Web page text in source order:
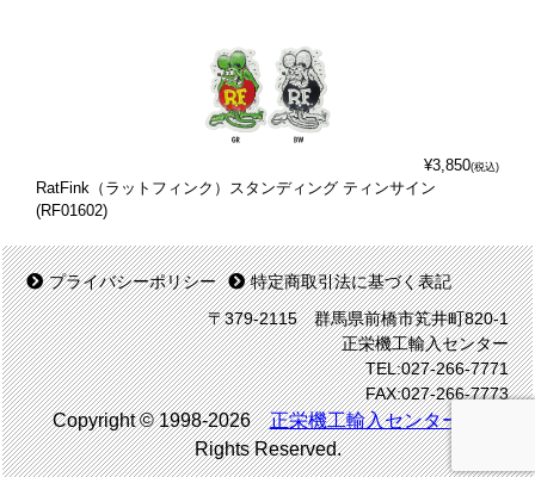
¥3,850(税込)
RatFink（ラットフィンク）スタンディング ティンサイン
(RF01602)
プライバシーポリシー
特定商取引法に基づく表記
〒379-2115 群馬県前橋市笂井町820-1
正栄機工輸入センター
TEL:027-266-7771
FAX:027-266-7773
Copyright © 1998-2026正栄機工輸入センター
Rights Reserved.